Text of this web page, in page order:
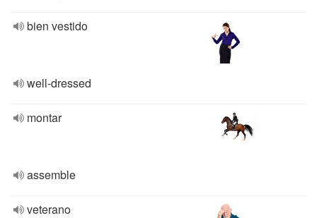
bien vestido
well-dressed
montar
assemble
veterano